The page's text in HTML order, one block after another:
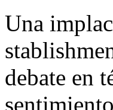
Una
debate en